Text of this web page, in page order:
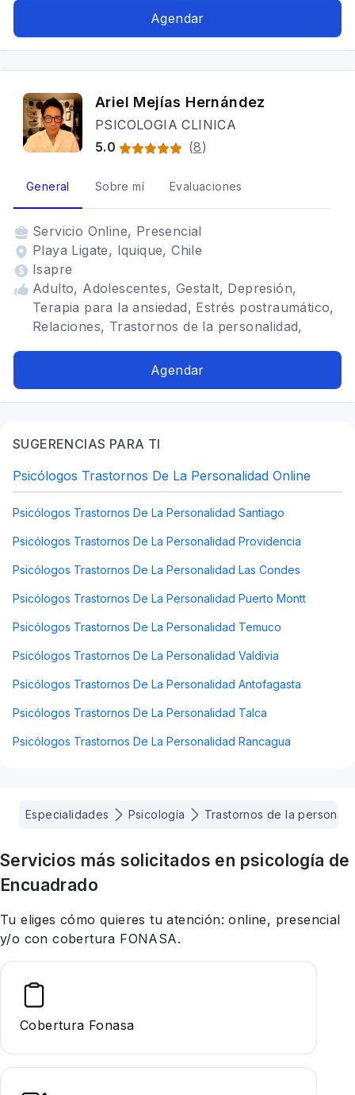
Agendar
Ariel Mejías Hernández
PSICOLOGIA CLINICA
5.0
(8)
General Sobre mí Evaluaciones
Servicio Online, Presencial
Playa Ligate, Iquique, Chile
Isapre
Adulto, Adolescentes, Gestalt, Depresión,
Terapia para la ansiedad, Estrés postraumático,
Relaciones, Trastornos de la personalidad,
Agendar
SUGERENCIAS PARA TI
Psicólogos Trastornos De La Personalidad Online
Psicólogos Trastornos De La Personalidad Santiago
Psicólogos Trastornos De La Personalidad Providencia
Psicólogos Trastornos De La Personalidad Las Condes
Psicólogos Trastornos De La Personalidad Puerto Montt
Psicólogos Trastornos De La Personalidad Temuco
Psicólogos Trastornos De La Personalidad Valdivia
Psicólogos Trastornos De La Personalidad Antofagasta
Psicólogos Trastornos De La Personalidad Talca
Psicólogos Trastornos De La Personalidad Rancagua
Especialidades Psicología Trastornos de la
Servicios más solicitados en psicología de
Encuadrado
Tu eliges cómo quieres tu atención: online, presencial
y/o con cobertura FONASA.
Cobertura Fonasa